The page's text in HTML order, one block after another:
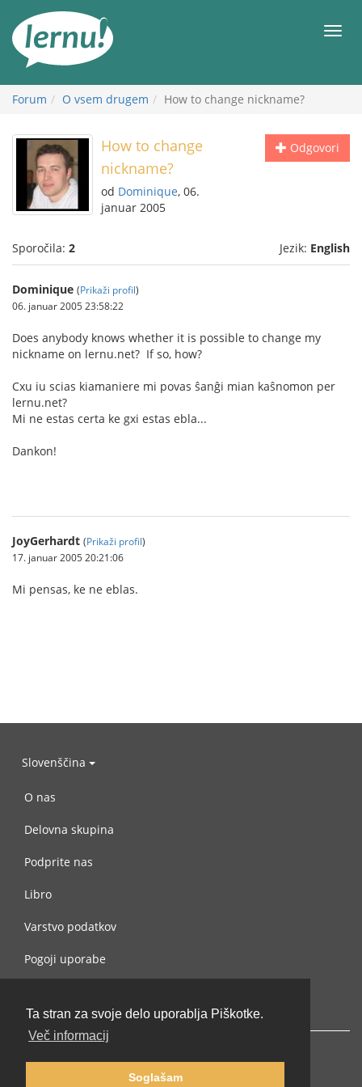
Ta stran za svoje delo uporablja Piškotke.
Več informacij
Soglašam
vsebini
Meni
Forum O vsem drugem How to change nickname?
Odgovori
How to change
nickname?
od Dominique, 06.
januar 2005
Sporočila: 2 Jezik: English
Dominique (Prikaži profil)
06. januar 2005 23:58:22
Does anybody knows whether it is possible to change my
nickname on lernu.net? If so, how?
Cxu iu scias kiamaniere mi povas ŝanĝi mian kaŝnomon per
lernu.net?
Mi ne estas certa ke gxi estas ebla...
Dankon!
JoyGerhardt (Prikaži profil)
17. januar 2005 20:21:06
Mi pensas, ke ne eblas.
Slovenščina
O nas
Delovna skupina
Podprite nas
Libro
Varstvo podatkov
Pogoji uporabe